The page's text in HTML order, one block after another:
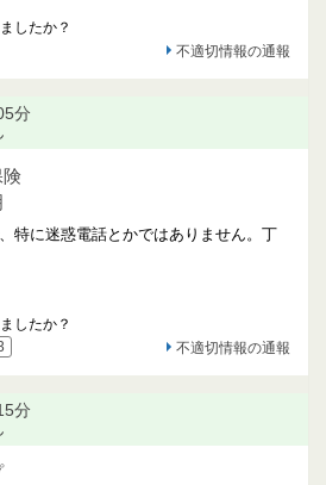
したか？
不適切情報の通報
分
険
特に迷惑電話とかではありません。丁
したか？
不適切情報の通報
分